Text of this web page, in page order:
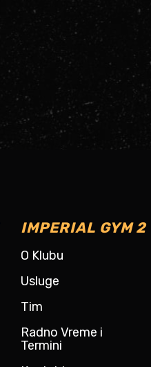
IMPERIAL GYM 2
O Klubu
Usluge
Tim
Radno Vreme i
Termini